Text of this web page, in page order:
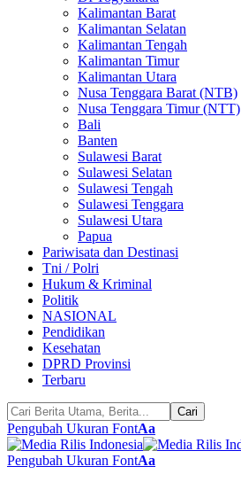
Kalimantan Barat
Kalimantan Selatan
Kalimantan Tengah
Kalimantan Timur
Kalimantan Utara
Nusa Tenggara Barat (NTB)
Nusa Tenggara Timur (NTT)
Bali
Banten
Sulawesi Barat
Sulawesi Selatan
Sulawesi Tengah
Sulawesi Tenggara
Sulawesi Utara
Papua
Pariwisata dan Destinasi
Tni / Polri
Hukum & Kriminal
Politik
NASIONAL
Pendidikan
Kesehatan
DPRD Provinsi
Terbaru
Pengubah Ukuran FontAa
Pengubah Ukuran FontAa